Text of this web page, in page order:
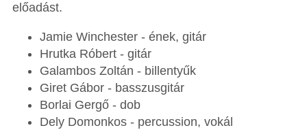
előadást.
Jamie Winchester - ének, gitár
Hrutka Róbert - gitár
Galambos Zoltán - billentyűk
Giret Gábor - basszusgitár
Borlai Gergő - dob
Dely Domonkos - percussion, vokál